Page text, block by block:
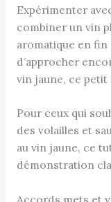
Expérimenter
combiner un vin
aromatique en
d’approcher
vin jaune, ce
Pour ceux qui
des volailles et
au vin jaune, ce
démonstration